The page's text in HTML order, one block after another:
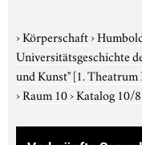
›Körperschaft›
Universitätsgeschichte
und Kunst"[1.
›Raum 10›Katalog 10/8